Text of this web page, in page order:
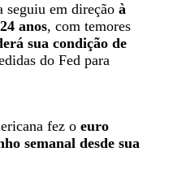
seguiu em direção à
anos, com temores
sua condição de
do Fed para
fez o euro
semanal desde sua